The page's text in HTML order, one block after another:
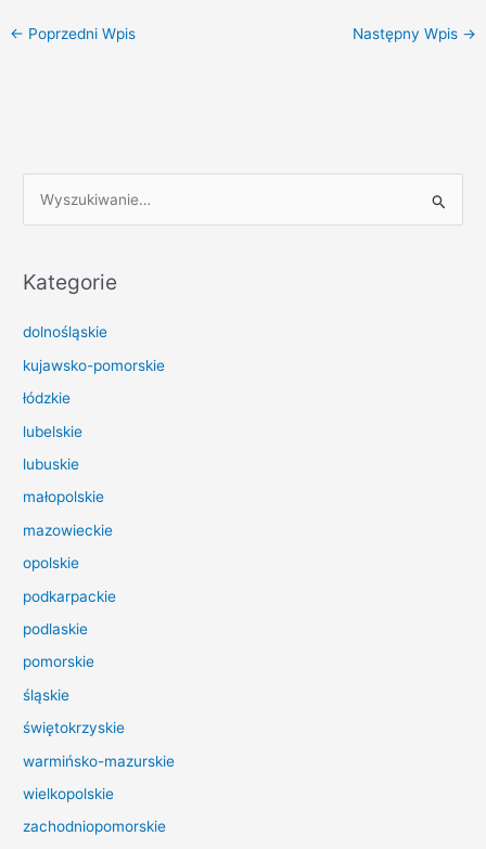
← Poprzedni Wpis Następny Wpis →
k
j
d
l
Kategorie
dolnośląskie
kujawsko-pomorskie
łódzkie
lubelskie
lubuskie
małopolskie
mazowieckie
opolskie
podkarpackie
podlaskie
pomorskie
śląskie
świętokrzyskie
warmińsko-mazurskie
wielkopolskie
zachodniopomorskie